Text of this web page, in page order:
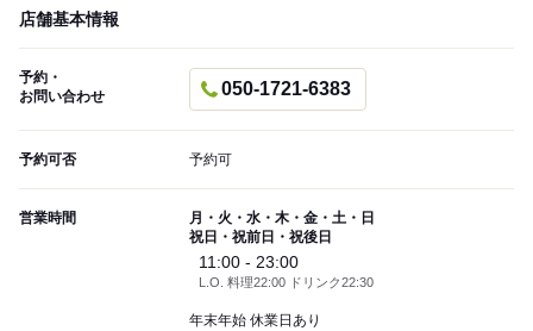
店舗基本情報
予約・
お問い合わせ
050-1721-6383
予約可否 予約可
営業時間
月・火・水・木・金・土・日
祝日・祝前日・祝後日
11:00 - 23:00
L.O. 料理22:00 ドリンク22:30
年末年始 休業日あり